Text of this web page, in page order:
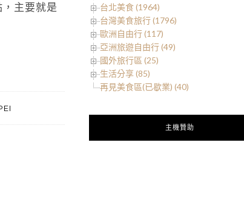
主要就是
台北美食 (1964)
台灣美食旅行 (1796)
歐洲自由行 (117)
亞洲旅遊自由行 (49)
國外旅行區 (25)
生活分享 (85)
再見美食區(已歇業) (40)
主機贊助